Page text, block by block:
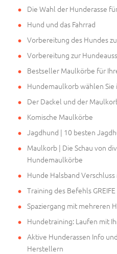
Die Wahl der Hunderasse
Hund und das Fahrrad
Vorbereitung des Hundes
Vorbereitung zur
Bestseller Maulkörbe für
Hundemaulkorb wählen Sie
Der Dackel und der
Komische Maulkörbe
Jagdhund | 10 besten
Maulkorb | Die Schau von
Hundemaulkörbe
Hunde Halsband
Training des Befehls
Spaziergang mit mehreren
Hundetraining: Laufen mit
Aktive Hunderassen Info
Herstellern